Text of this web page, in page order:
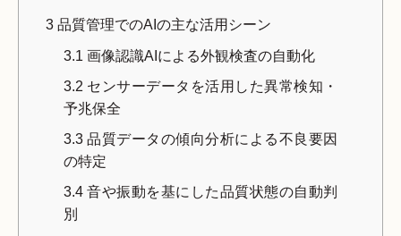
3 品質管理でのAIの主な活用シーン
3.1 画像認識AIによる外観検査の自動化
3.2 センサーデータを活用した異常検知・
予兆保全
3.3 品質データの傾向分析による不良要因
の特定
3.4 音や振動を基にした品質状態の自動判
別